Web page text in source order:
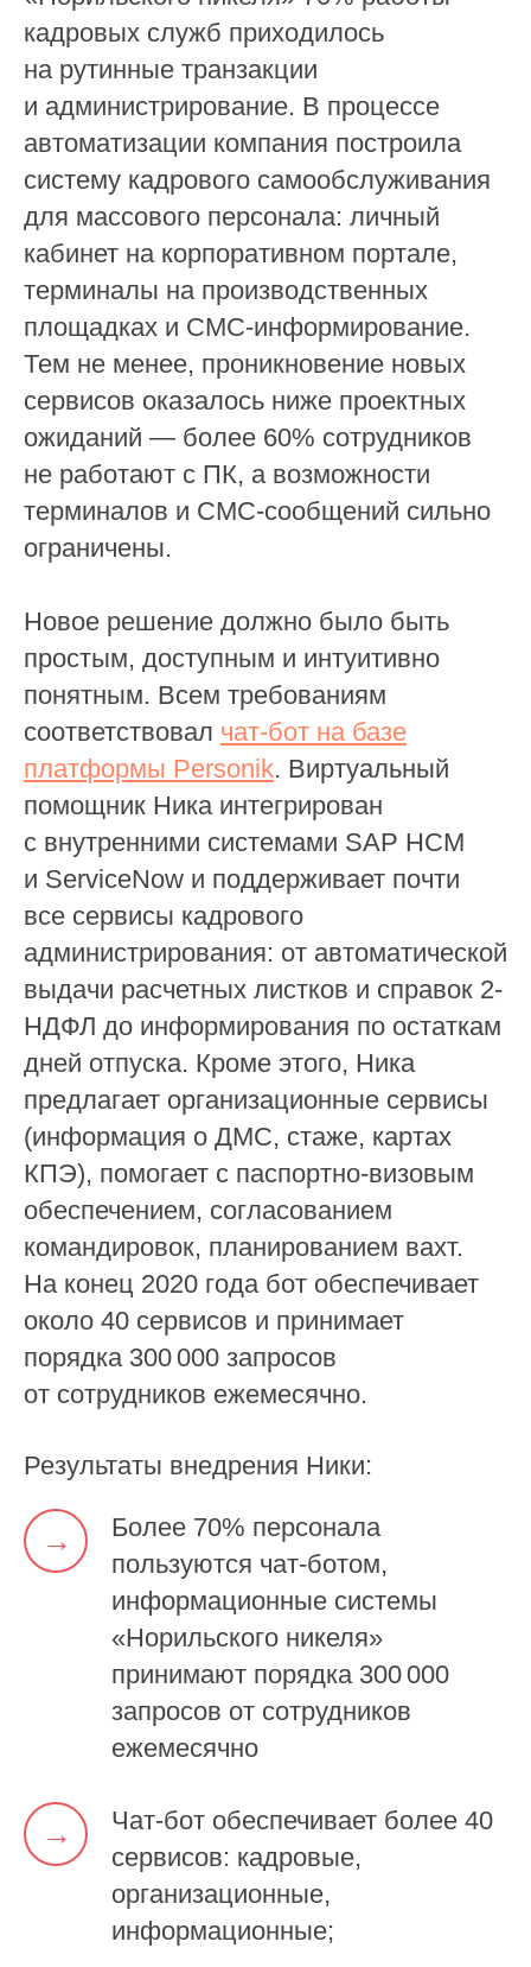
кадровых служб приходилось
на рутинные транзакции
и администрирование. В процессе
автоматизации компания построила
систему кадрового самообслуживания
для массового персонала: личный
кабинет на корпоративном портале,
терминалы на производственных
площадках и СМС-информирование.
Тем не менее, проникновение новых
сервисов оказалось ниже проектных
ожиданий — более 60% сотрудников
не работают с ПК, а возможности
терминалов и СМС-сообщений сильно
ограничены.
Новое решение должно было быть
простым, доступным и интуитивно
понятным. Всем требованиям
соответствовал чат-бот на базе
платформы Personik. Виртуальный
помощник Ника интегрирован
с внутренними системами SAP HCM
и ServiceNow и поддерживает почти
все сервисы кадрового
администрирования: от автоматической
выдачи расчетных листков и справок 2-
НДФЛ до информирования по остаткам
дней отпуска. Кроме этого, Ника
предлагает организационные сервисы
(информация о ДМС, стаже, картах
КПЭ), помогает с паспортно-визовым
обеспечением, согласованием
командировок, планированием вахт.
На конец 2020 года бот обеспечивает
около 40 сервисов и принимает
порядка 300 000 запросов
от сотрудников ежемесячно.
Результаты внедрения Ники:
→
Более 70% персонала
пользуются чат-ботом,
информационные системы
«Норильского никеля»
принимают порядка 300 000
запросов от сотрудников
ежемесячно
→ Чат-бот обеспечивает более 40
сервисов: кадровые,
организационные,
информационные;